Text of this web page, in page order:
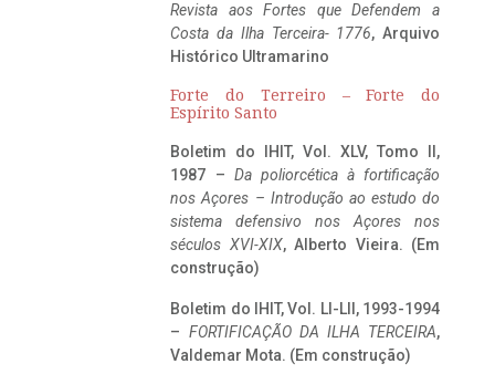
Revista aos Fortes que Defendem a
Costa da Ilha Terceira- 1776, Arquivo
Histórico Ultramarino
Forte do Terreiro – Forte do
Espírito Santo
Boletim do IHIT, Vol. XLV, Tomo II,
1987 – Da poliorcética à fortificação
nos Açores – Introdução ao estudo do
sistema defensivo nos Açores nos
séculos XVI-XIX, Alberto Vieira. (Em
construção)
Boletim do IHIT, Vol. LI-LII, 1993-1994
– FORTIFICAÇÃO DA ILHA TERCEIRA,
Valdemar Mota. (Em construção)